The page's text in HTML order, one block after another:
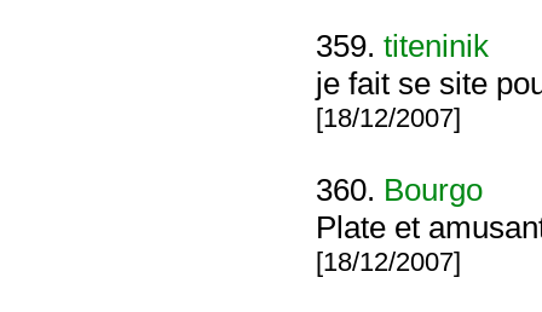
359. titeninik
je fait se site
[18/12/2007]
360. Bourgo
Plate et
[18/12/2007]